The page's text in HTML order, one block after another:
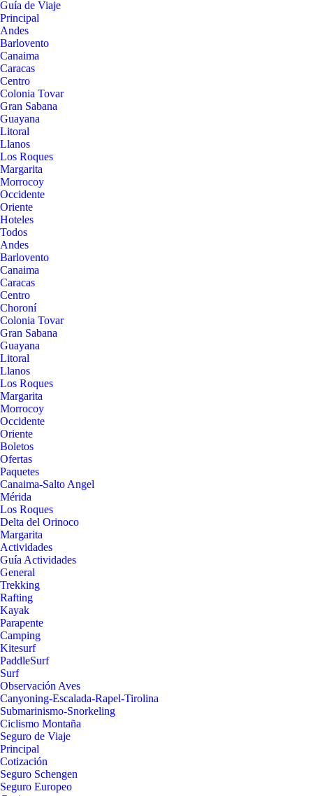
Guía de Viaje
Principal
Andes
Barlovento
Canaima
Caracas
Centro
Colonia Tovar
Gran Sabana
Guayana
Litoral
Llanos
Los Roques
Margarita
Morrocoy
Occidente
Oriente
Hoteles
Todos
Andes
Barlovento
Canaima
Caracas
Centro
Choroní
Colonia Tovar
Gran Sabana
Guayana
Litoral
Llanos
Los Roques
Margarita
Morrocoy
Occidente
Oriente
Boletos
Ofertas
Paquetes
Canaima-Salto Angel
Mérida
Los Roques
Delta del Orinoco
Margarita
Actividades
Guía Actividades
General
Trekking
Rafting
Kayak
Parapente
Camping
Kitesurf
PaddleSurf
Surf
Observación Aves
Canyoning-Escalada-Rapel-Tirolina
Submarinismo-Snorkeling
Ciclismo Montaña
Seguro de Viaje
Principal
Cotización
Seguro Schengen
Seguro Europeo